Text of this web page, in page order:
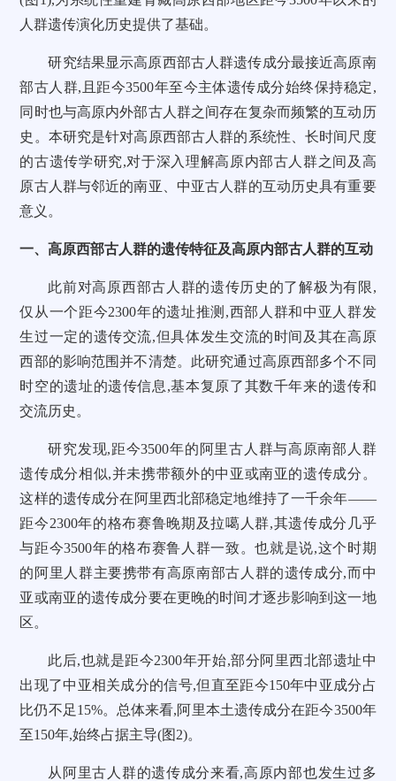
人群遗传演化历史提供了基础。
研究结果显示高原西部古人群遗传成分最接近高原南
部古人群,且距今3500年至今主体遗传成分始终保持稳定,
同时也与高原内外部古人群之间存在复杂而频繁的互动历
史。本研究是针对高原西部古人群的系统性、长时间尺度
的古遗传学研究,对于深入理解高原内部古人群之间及高
原古人群与邻近的南亚、中亚古人群的互动历史具有重要
意义。
一、高原西部古人群的遗传特征及高原内部古人群的互动
此前对高原西部古人群的遗传历史的了解极为有限,
仅从一个距今2300年的遗址推测,西部人群和中亚人群发
生过一定的遗传交流,但具体发生交流的时间及其在高原
西部的影响范围并不清楚。此研究通过高原西部多个不同
时空的遗址的遗传信息,基本复原了其数千年来的遗传和
交流历史。
研究发现,距今3500年的阿里古人群与高原南部人群
遗传成分相似,并未携带额外的中亚或南亚的遗传成分。
这样的遗传成分在阿里西北部稳定地维持了一千余年——
距今2300年的格布赛鲁晚期及拉噶人群,其遗传成分几乎
与距今3500年的格布赛鲁人群一致。也就是说,这个时期
的阿里人群主要携带有高原南部古人群的遗传成分,而中
亚或南亚的遗传成分要在更晚的时间才逐步影响到这一地
区。
此后,也就是距今2300年开始,部分阿里西北部遗址中
出现了中亚相关成分的信号,但直至距今150年中亚成分占
比仍不足15%。总体来看,阿里本土遗传成分在距今3500年
至150年,始终占据主导(图2)。
从阿里古人群的遗传成分来看,高原内部也发生过多